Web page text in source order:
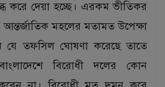
করে দেয়া হচ্ছে। এরকম ভীতিকর
আন্তর্জাতিক মহলের মতামত উপেক্ষা
যে তফসিল ঘোষণা করেছে তাতে
বিরোধী দলের কোন